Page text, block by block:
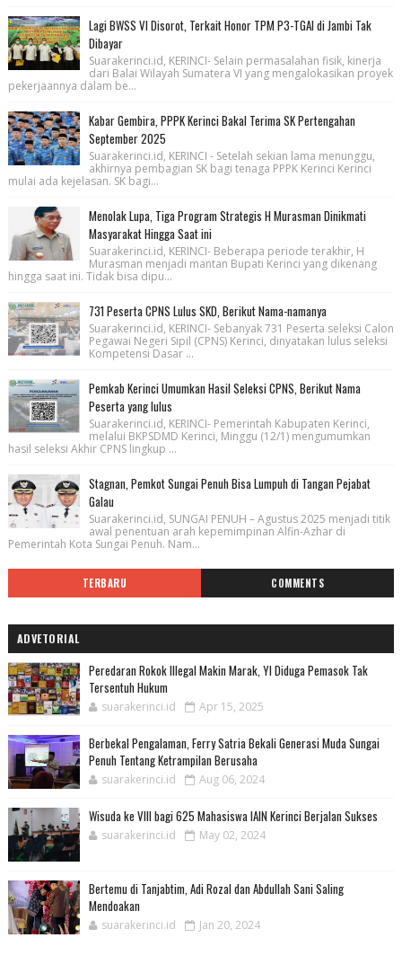
Lagi BWSS VI Disorot, Terkait Honor TPM P3-TGAI di Jambi Tak
Dibayar
Suarakerinci.id, KERINCI- Selain permasalahan fisik, kinerja
dari Balai Wilayah Sumatera VI yang mengalokasikan proyek
pekerjaannya dalam be...
Kabar Gembira, PPPK Kerinci Bakal Terima SK Pertengahan
September 2025
Suarakerinci.id, KERINCI - Setelah sekian lama menunggu,
akhirnya pembagian SK bagi tenaga PPPK Kerinci Kerinci
mulai ada kejelasan. SK bagi...
Menolak Lupa, Tiga Program Strategis H Murasman Dinikmati
Masyarakat Hingga Saat ini
Suarakerinci.id, KERINCI- Beberapa periode terakhir, H
Murasman menjadi mantan Bupati Kerinci yang dikenang
hingga saat ini. Tidak bisa dipu...
731 Peserta CPNS Lulus SKD, Berikut Nama-namanya
Suarakerinci.id, KERINCI- Sebanyak 731 Peserta seleksi Calon
Pegawai Negeri Sipil (CPNS) Kerinci, dinyatakan lulus seleksi
Kompetensi Dasar ...
Pemkab Kerinci Umumkan Hasil Seleksi CPNS, Berikut Nama
Peserta yang lulus
Suarakerinci.id, KERINCI- Pemerintah Kabupaten Kerinci,
melalui BKPSDMD Kerinci, Minggu (12/1) mengumumkan
hasil seleksi Akhir CPNS lingkup ...
Stagnan, Pemkot Sungai Penuh Bisa Lumpuh di Tangan Pejabat
Galau
Suarakerinci.id, SUNGAI PENUH – Agustus 2025 menjadi titik
awal penentuan arah kepemimpinan Alfin-Azhar di
Pemerintah Kota Sungai Penuh. Nam...
TERBARU COMMENTS
ADVETORIAL
Peredaran Rokok Illegal Makin Marak, YI Diduga Pemasok Tak
Tersentuh Hukum
suarakerinci.id Apr 15, 2025
Berbekal Pengalaman, Ferry Satria Bekali Generasi Muda Sungai
Penuh Tentang Ketrampilan Berusaha
suarakerinci.id Aug 06, 2024
Wisuda ke VIII bagi 625 Mahasiswa IAIN Kerinci Berjalan Sukses
suarakerinci.id May 02, 2024
Bertemu di Tanjabtim, Adi Rozal dan Abdullah Sani Saling
Mendoakan
suarakerinci.id Jan 20, 2024